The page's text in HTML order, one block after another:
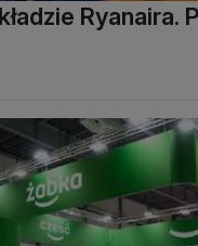
Ryanaira.